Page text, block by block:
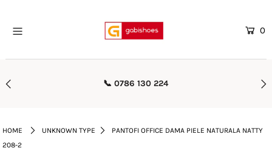
0
📞 0786 130 224
HOME UNKNOWN TYPE
PANTOFI OFFICE DAMA PIELE NATURALA NATTY
208-2
Mega Oferte
Barbati